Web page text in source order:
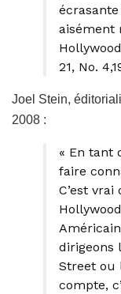
aisément
21, No.
Joel Stein,
2008 :
« En tant
faire
C’est
dirigeons
Street ou
compte,